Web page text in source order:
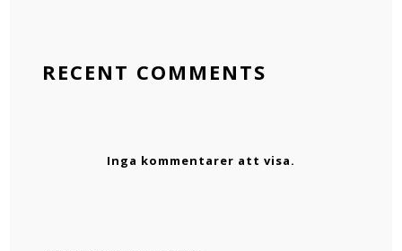
RECENT COMMENTS
Inga kommentarer att visa.